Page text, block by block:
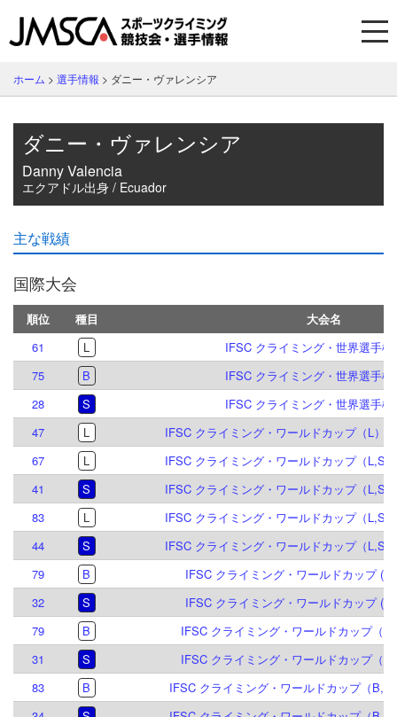
ホーム > 選手情報 > ダニー・ヴァレンシア
ダニー・ヴァレンシア
Danny Valencia
エクアドル出身 / Ecuador
主な戦績
国際大会
順位 種目
大会名
61
L
IFSC クライミング・世界選手権
75
B
IFSC クライミング・世界選手権
28
S
IFSC クライミング・世界選手権
47
L
IFSC クライミング・ワールドカップ（L）
67
L
IFSC クライミング・ワールドカップ（L,S
41
S
IFSC クライミング・ワールドカップ（L,S
83
L
IFSC クライミング・ワールドカップ（L,S
44
S
IFSC クライミング・ワールドカップ（L,S
79
B
IFSC クライミング・ワールドカップ
32
S
IFSC クライミング・ワールドカップ
79
B
IFSC クライミング・ワールドカップ（
31
S
IFSC クライミング・ワールドカップ（
83
B
IFSC クライミング・ワールドカップ（B,S